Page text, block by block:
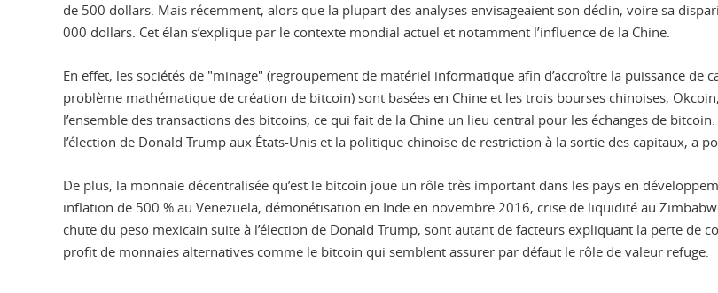
de 500 dollars. Mais récemment, alors que la plupart des analyses envisageaient son déclin, voire sa
000 dollars. Cet élan s’explique par le contexte mondial actuel et notamment l’influence de la Chine.
En effet, les sociétés de "minage" (regroupement de matériel informatique afin d’accroître la puissance de
problème mathématique de création de bitcoin) sont basées en Chine et les trois bourses chinoises,
l’ensemble des transactions des bitcoins, ce qui fait de la Chine un lieu central pour les échanges de
l’élection de Donald Trump aux États-Unis et la politique chinoise de restriction à la sortie des capitaux, a
De plus, la monnaie décentralisée qu’est le bitcoin joue un rôle très important dans les pays en
inflation de 500 % au Venezuela, démonétisation en Inde en novembre 2016, crise de liquidité au
chute du peso mexicain suite à l’élection de Donald Trump, sont autant de facteurs expliquant la perte de
profit de monnaies alternatives comme le bitcoin qui semblent assurer par défaut le rôle de valeur refuge.